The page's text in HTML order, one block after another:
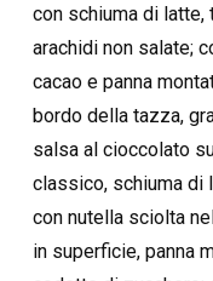
con schiuma di latte,
arachidi non salate;
cacao e panna
bordo della tazza,
salsa al cioccolato
classico, schiuma di
con nutella sciolta
in superficie, panna